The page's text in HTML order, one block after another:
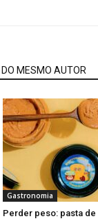
MESMO AUTOR
Gastronomia
Perder peso: pasta de